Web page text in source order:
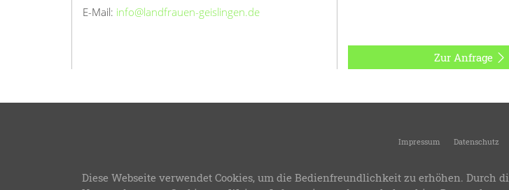
E-Mail: info@landfrauen-geislingen.de
Zur Anfrage
Impressum Datenschutz
LFWB Theme Version 3.8-Bereitstellung:LandFrauenverband
Diese Webseite verwendet Cookies, um die Bedienfreundlichkeit zu erhöhen. Durch